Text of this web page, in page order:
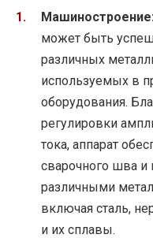
Машиностроение:
может быть
различных
используемых в
оборудования.
регулировки
тока, аппарат
сварочного шва и
различными
включая сталь,
и их сплавы.